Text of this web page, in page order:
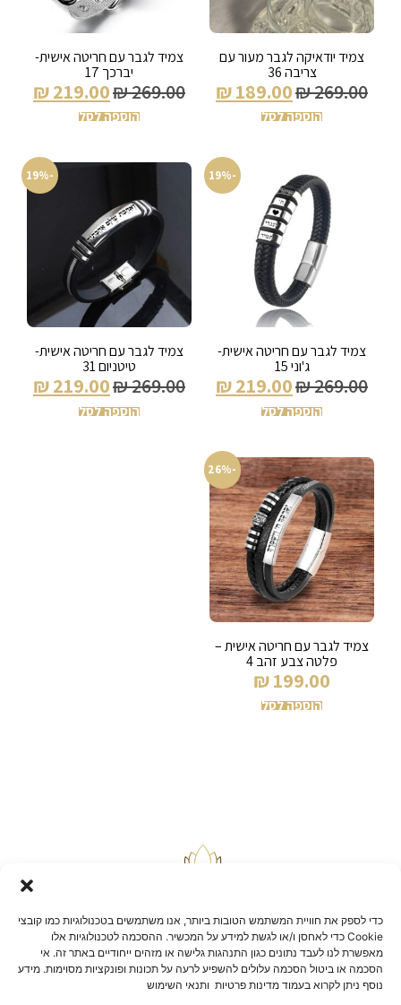
כדי לספק את חוויית המשתמש הטובות ביותר, אנו משתמשים בטכנולוגיות כמו קובצי
Cookie כדי לאחסן ו/או לגשת למידע על המכשיר. ההסכמה לטכנולוגיות אלו
מאפשרת לנו לעבד נתונים כגון התנהגות גלישה או מזהים ייחודיים באתר זה. אי
הסכמה או ביטול הסכמה עלולים להשפיע לרעה על תכונות ופונקציות מסוימות. מידע
נוסף ניתן לקרוא בעמוד מדינות פרטיות ותנאי השימוש
צמיד יודאיקה לגבר מעור עם
צריבה 36
₪269.00
₪189.00
הוספה לסל
צמיד לגבר עם חריטה אישית-
יברכך 17
₪269.00
₪219.00
הוספה לסל
-19%
צמיד לגבר עם חריטה אישית-
ג'וני 15
₪269.00
₪219.00
הוספה לסל
-19%
צמיד לגבר עם חריטה אישית-
טיטניום 31
₪269.00
₪219.00
הוספה לסל
-26%
צמיד לגבר עם חריטה אישית –
פלטה צבע זהב 4
₪199.00
הוספה לסל
בלוג